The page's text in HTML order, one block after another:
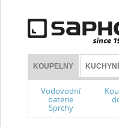
KOUPELNY
Vodovodní
baterie
Sprchy